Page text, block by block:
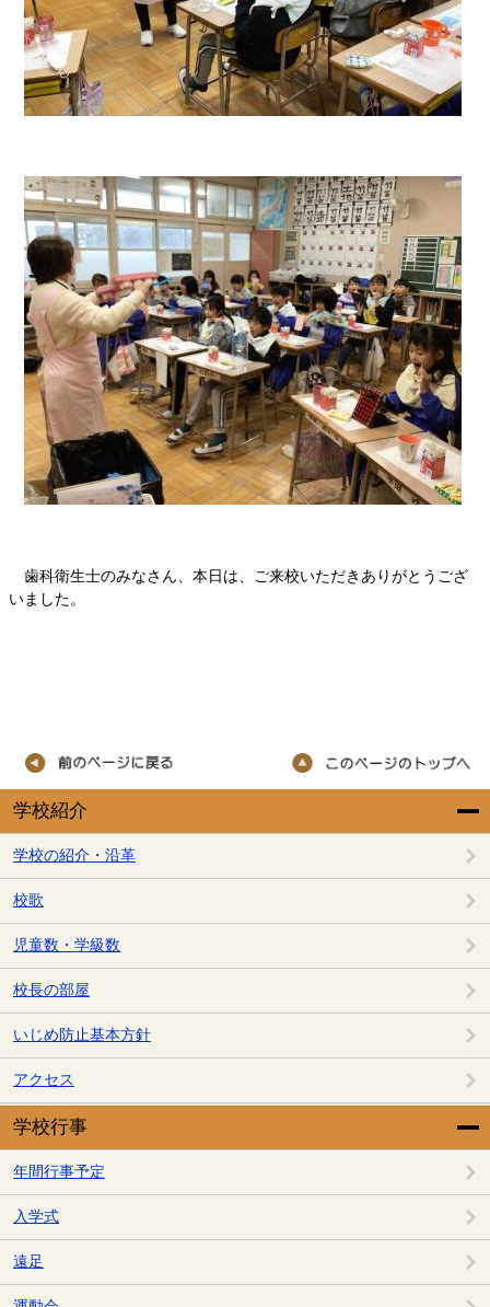
学校紹介
学校の紹介・沿革
校歌
児童数・学級数
校長の部屋
いじめ防止基本方針
アクセス
学校行事
年間行事予定
入学式
遠足
歯科衛生士のみなさん、本日は、ご来校いただきありがとうござ
いました。